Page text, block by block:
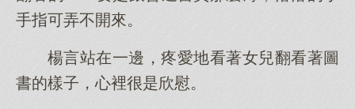
手指可弄不開來。
楊言站在一邊，疼愛地看著女兒翻看著圖
書的樣子，心裡很是欣慰。